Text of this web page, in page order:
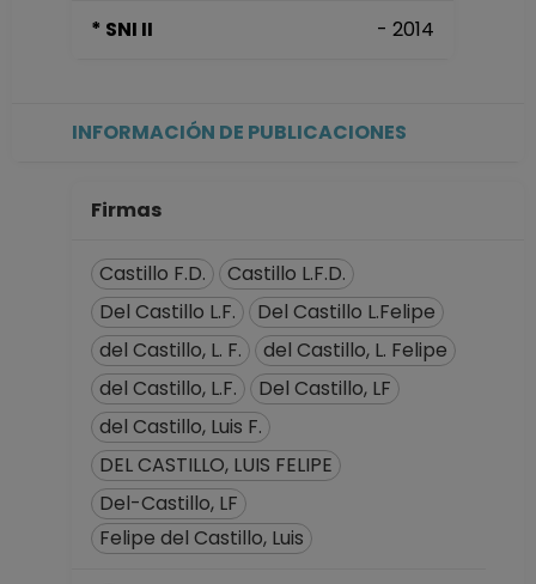
INVESTIGADOR
Instituto de
registros en el SIIA)
hasta 15-11-2008
* SNI II - 2014
INFORMACIÓN DE PUBLICACIONES
Firmas
Castillo F.D.
Castillo L.F.D.
Del Castillo L.F.
Del Castillo L.Felipe
del Castillo, L. F.
del Castillo, L. Felipe
del Castillo, L.F.
Del Castillo, LF
del Castillo, Luis F.
DEL CASTILLO, LUIS FELIPE
Del-Castillo, LF
Felipe del Castillo, Luis